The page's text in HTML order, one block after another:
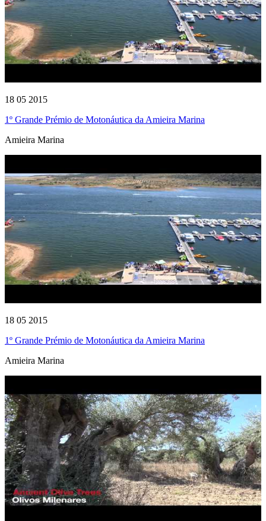
18 05 2015
1º Grande Prémio de Motonáutica da Amieira Marina
Amieira Marina
18 05 2015
1º Grande Prémio de Motonáutica da Amieira Marina
Amieira Marina